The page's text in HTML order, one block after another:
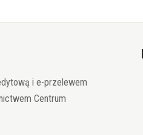
i e-przelewem
Centrum